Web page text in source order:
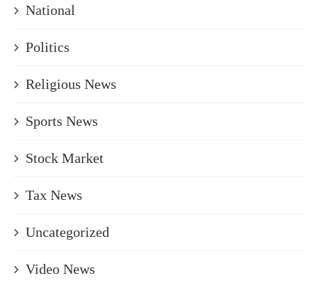
National
Politics
Religious News
Sports News
Stock Market
Tax News
Uncategorized
Video News